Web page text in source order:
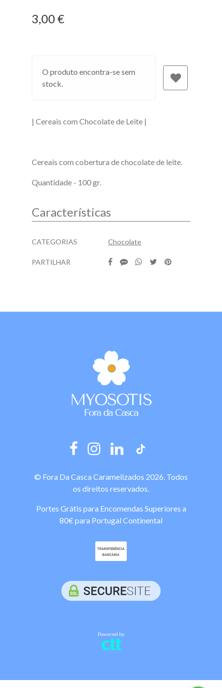
3,00 €
O produto encontra-se sem
stock.
| Cereais com Chocolate de Leite |
Cereais com cobertura de chocolate de leite.
Quantidade - 100 gr.
Características
Características
CATEGORIAS Chocolate
PARTILHAR
© Fora Da Casca Caramelizados 2026. Todos
os direitos reservados.
Portes Grátis para Encomendas Superiores a
80€ para Portugal Continental
Powered by